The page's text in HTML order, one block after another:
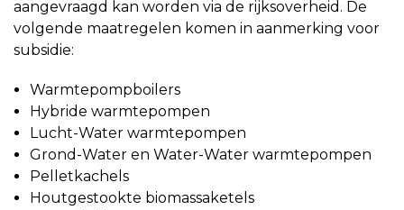
aangevraagd kan worden via de rijksoverheid. De
volgende maatregelen komen in aanmerking voor
subsidie:
Warmtepompboilers
Hybride warmtepompen
Lucht-Water warmtepompen
Grond-Water en Water-Water warmtepompen
Pelletkachels
Houtgestookte biomassaketels